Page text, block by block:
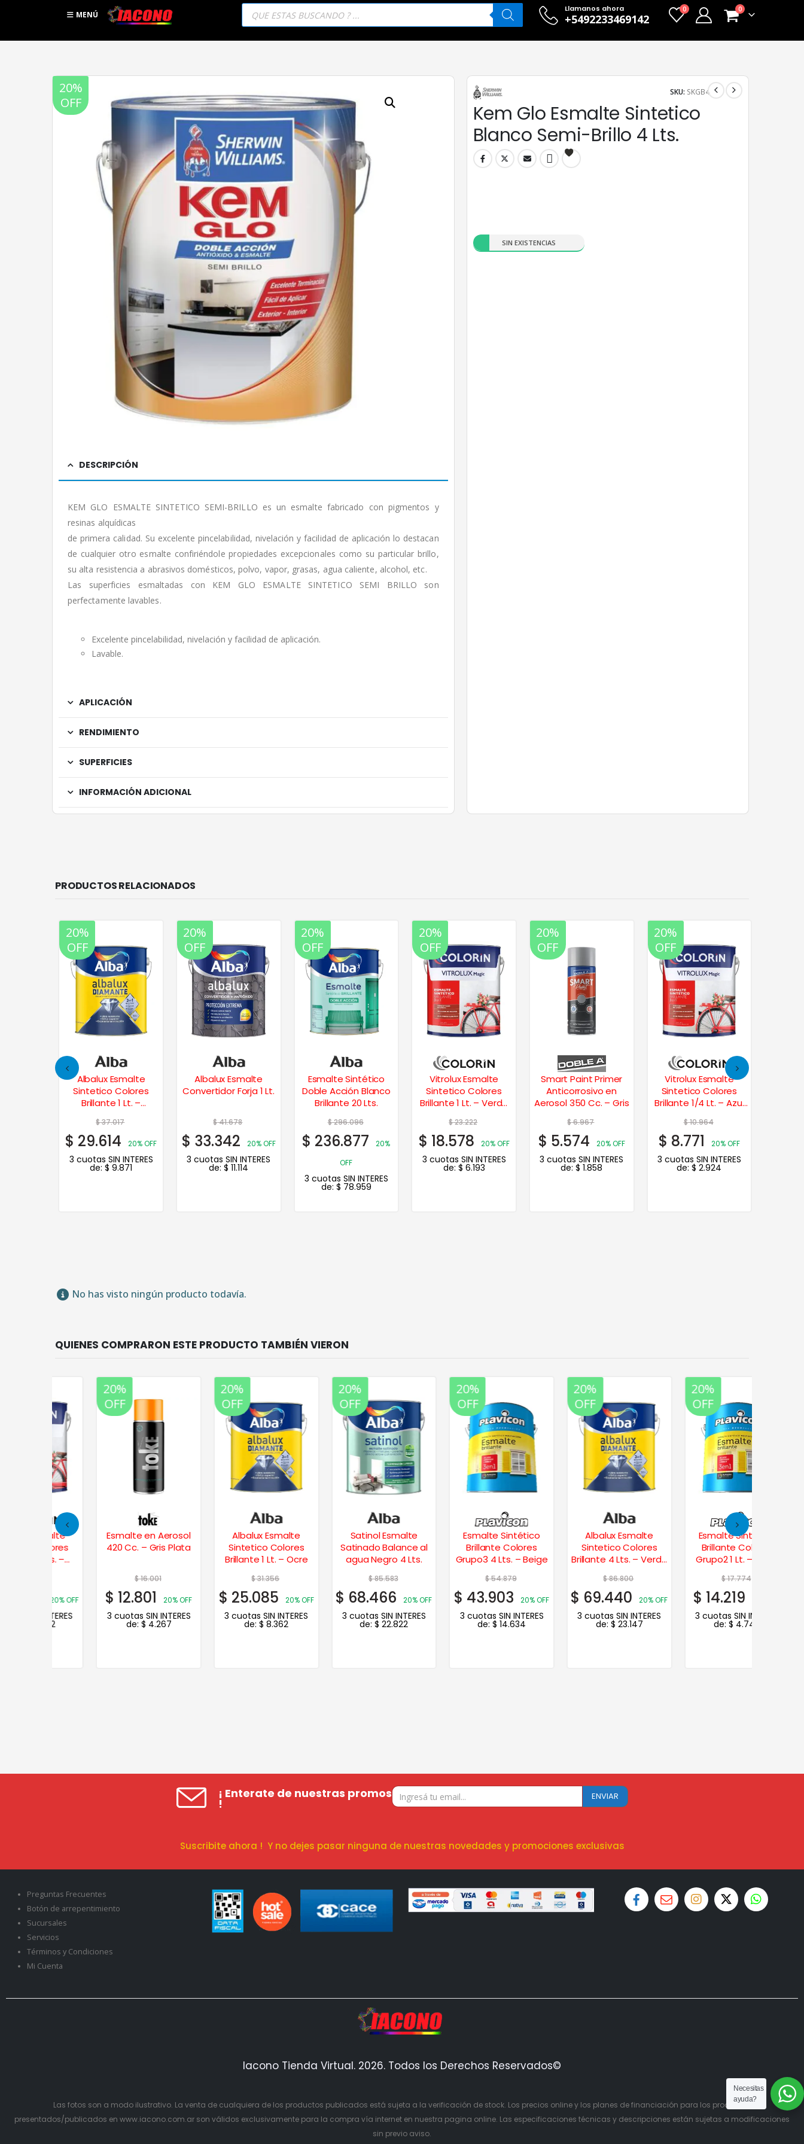
MENÚ
Búsqueda
productos
Llamanos ahora
+5492233469142
0 0
20%
OFF
DESCRIPCIÓN
KEM GLO ESMALTE SINTETICO SEMI-BRILLO es un esmalte fabricado con pigmentos y
resinas alquídicas
de primera calidad. Su excelente pincelabilidad, nivelación y facilidad de aplicación lo destacan
de cualquier otro esmalte confiriéndole propiedades excepcionales como su particular brillo,
su alta resistencia a abrasivos domésticos, polvo, vapor, grasas, agua caliente, alcohol, etc.
Las superficies esmaltadas con KEM GLO ESMALTE SINTETICO SEMI BRILLO son
perfectamente lavables.
Excelente pincelabilidad, nivelación y facilidad de aplicación.
Lavable.
APLICACIÓN
RENDIMIENTO
SUPERFICIES
INFORMACIÓN ADICIONAL
Kem Glo Esmalte Sintetico
Blanco Semi-Brillo 4 Lts.
SIN EXISTENCIAS
SKU: SKGB4
PRODUCTOS RELACIONADOS
20%
OFF
Albalux Esmalte
Sintetico Colores
Brillante 1 Lt. –
$37.017
$ 29.614 20% OFF
3 cuotas SIN INTERES
de:$ 9.871
20%
OFF
Albalux Esmalte
Convertidor Forja 1 Lt.
$41.678
$ 33.342 20% OFF
3 cuotas SIN INTERES
de:$ 11.114
20%
OFF
Esmalte Sintético
Doble Acción Blanco
Brillante 20 Lts.
$296.096
$ 236.877
20%
OFF
3 cuotas SIN INTERES
de: $ 78.959
20%
OFF
Vitrolux Esmalte
Sintetico Colores
Brillante 1 Lt. – Verde
$23.222
$ 18.578 20% OFF
3 cuotas SIN INTERES
de: $ 6.193
20%
OFF
Smart Paint Primer
Anticorrosivo en
Aerosol 350 Cc. – Gris
$6.967
$ 5.574 20% OFF
3 cuotas SIN INTERES
de:$ 1.858
20%
OFF
Vitrolux Esmalte
Sintetico Colores
Brillante 1/4 Lt. – Azul
$10.964
$ 8.771 20% OFF
3 cuotas SIN INTERES
de:$ 2.924
No has visto ningún producto todavía.
OFF
Esmalte en Aerosol
420 Cc. – Gris Plata
$12.801 20% OFF
3 cuotas SIN INTERES
4.267
Albalux Esmalte
Sintetico Colores
Brillante 1 Lt. – Ocre
$25.085 20% OFF
3 cuotas SIN INTERES
8.362
OFF
Satinol Esmalte
Satinado Balance al
agua Negro 4 Lts.
$68.466 20% OFF
3 cuotas SIN INTERES
22.822
OFF
Esmalte Sintético
Brillante Colores
Grupo3 4 Lts. – Beige
$43.903 20% OFF
3 cuotas SIN INTERES
14.634
Albalux Esmalte
Sintetico Colores
Brillante 4 Lts. – Verde
$69.440 20% OFF
3 cuotas SIN INTERES
23.147
OFF
Esmalte Sintético
Brillante Colores
Grupo2 1 Lt. – Marfil
$14.219 20% OFF
3 cuotas SIN INTERES
4.740
¡ Enterate de nuestras promos
!
Suscribite ahora ! Y no dejes pasar ninguna de nuestras novedades y promociones exclusivas
Preguntas Frecuentes
Botón de arrepentimiento
Sucursales
Servicios
Términos y Condiciones
Mi Cuenta
Iacono Tienda Virtual. 2026. Todos los Derechos Reservados©
Las fotos son a modo ilustrativo. La venta de cualquiera de los productos publicados está sujeta a la verificación de stock. Los precios online y los planes de financiación para los productos
presentados/publicados en www.iacono.com.ar son válidos exclusivamente para la compra vía internet en nuestra pagina online. Las especificaciones técnicas y descripciones están sujetas a modificaciones
sin previo aviso.
Necesitas
ayuda?